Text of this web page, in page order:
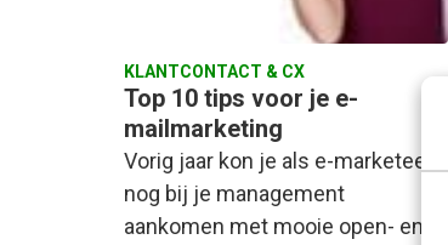
KLANTCONTACT & CX
Top 10 tips voor je e-
mailmarketing
Vorig jaar kon je als e-marketeer
nog bij je management
aankomen met mooie open- en